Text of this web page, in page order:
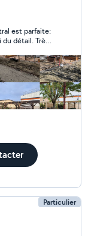
Je
et
tabliers,
soigné,
afin
offre de
contacter.
est parfaite:
détail. Très
le
Particulier